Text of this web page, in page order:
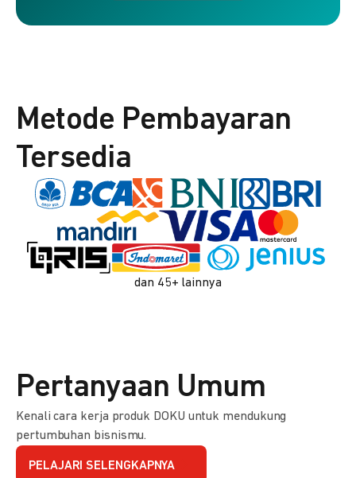
Metode Pembayaran
Tersedia
dan 45+ lainnya
Pertanyaan Umum
Kenali cara kerja produk DOKU untuk mendukung
pertumbuhan bisnismu.
PELAJARI SELENGKAPNYA